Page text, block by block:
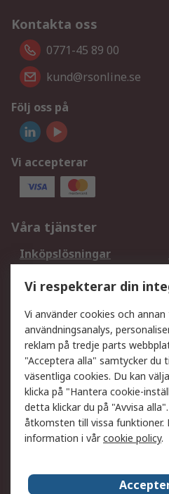
Kontakta oss
0771-45 89 00
kund@rsonline.se
Följ oss på
Vi accepterar
Våra tjänster
Inköpslösningar
DesignSpark
Ditt lokala säljteam
Support
Få hjälp
Leverans
Begär en fakturakopi
Betalningsalternativ
Vi respekterar din
Vi använder cookies och
användningsanalys,
reklam på tredje parts
"Acceptera alla" samtycker du
väsentliga cookies. Du kan
klicka på "Hantera cookie-
detta klickar du på "Avvisa
åtkomsten till vissa funktioner.
information i vårcookie policy.